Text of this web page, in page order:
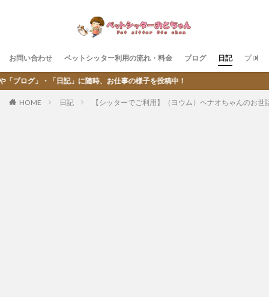
お問い合わせ ペットシッター利用の流れ・料金 ブログ 日記 プロフ
随時、お仕事の様子を投稿中！
HOME 日記 【シッターでご利用】（ヨウム）ヘナオちゃんのお